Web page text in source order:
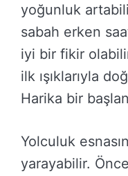
yoğunluk
sabah erken
iyi bir fikir
ilk ışıklarıyla
Harika bir
Yolculuk
yarayabilir.